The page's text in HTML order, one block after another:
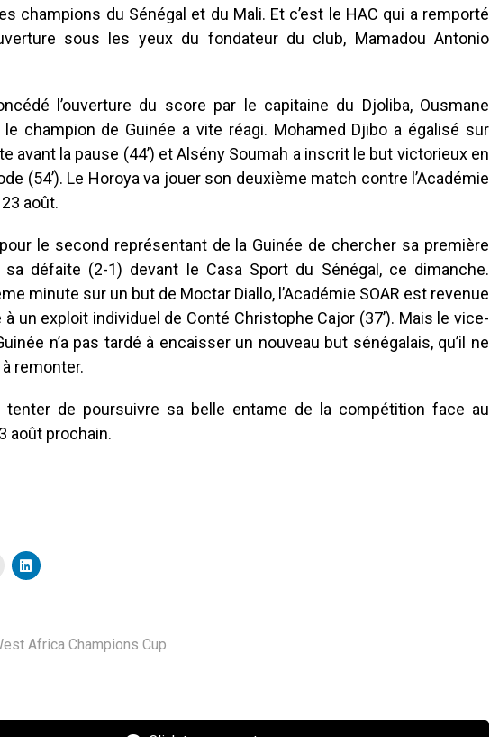
champions du Sénégal et du Mali. Et c’est le HAC qui a remporté
sous les yeux du fondateur du club, Mamadou Antonio
l’ouverture du score par le capitaine du Djoliba, Ousmane
le champion de Guinée a vite réagi. Mohamed Djibo a égalisé sur
avant la pause (44’) et Alsény Soumah a inscrit le but victorieux en
(54’). Le Horoya va jouer son deuxième match contre l’Académie
août.
le second représentant de la Guinée de chercher sa première
sa défaite (2-1) devant le Casa Sport du Sénégal, ce dimanche.
minute sur un but de Moctar Diallo, l’Académie SOAR est revenue
un exploit individuel de Conté Christophe Cajor (37’). Mais le vice-
n’a pas tardé à encaisser un nouveau but sénégalais, qu’il ne
remonter.
tenter de poursuivre sa belle entame de la compétition face au
août prochain.
Africa Champions Cup